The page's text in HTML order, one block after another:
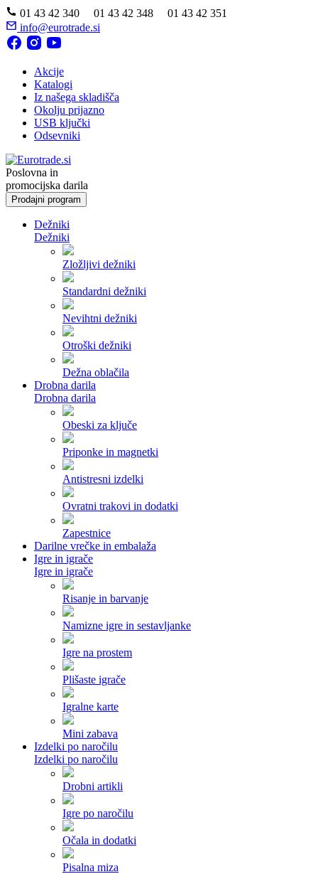
01 43 42 340 01 43 42 348 01 43 42 351
info@eurotrade.si
Akcije
Katalogi
Iz našega skladišča
Okolju prijazno
USB ključki
Odsevniki
Poslovna in
promocijska darila
Prodajni program
Dežniki
Dežniki
Zložljivi dežniki
Standardni dežniki
Nevihtni dežniki
Otroški dežniki
Dežna oblačila
Drobna darila
Drobna darila
Obeski za ključe
Priponke in magnetki
Antistresni izdelki
Ovratni trakovi in dodatki
Zapestnice
Darilne vrečke in embalaža
Igre in igrače
Igre in igrače
Risanje in barvanje
Namizne igre in sestavljanke
Igre na prostem
Plišaste igrače
Igralne karte
Mini zabava
Izdelki po naročilu
Izdelki po naročilu
Drobni artikli
Igre po naročilu
Očala in dodatki
Pisalna miza